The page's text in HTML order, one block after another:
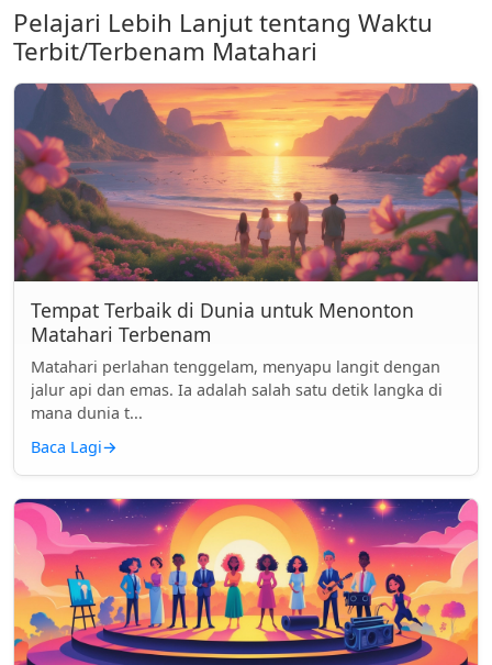
Pelajari Lebih Lanjut tentang Waktu
Terbit/Terbenam Matahari
Tempat Terbaik di Dunia untuk Menonton
Matahari Terbenam
Matahari perlahan tenggelam, menyapu langit dengan
jalur api dan emas. Ia adalah salah satu detik langka di
mana dunia t...
Baca Lagi→